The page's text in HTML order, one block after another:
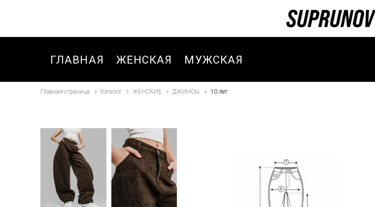
ГЛАВНАЯ ЖЕНСКАЯ
БЛУЗКИ,РУБАШКИ
БРЮКИ ДЛЯ
ДЕВОЧЕК ЗИМА
БРЮКИ
СПОРТИВНЫЕ
ОСЕНЬ-ВЕСНА
МУЖСКАЯ
БРЮКИ
Главная страница Каталог ЖЕНСКИЕ ДЖИНСЫ 10 лет